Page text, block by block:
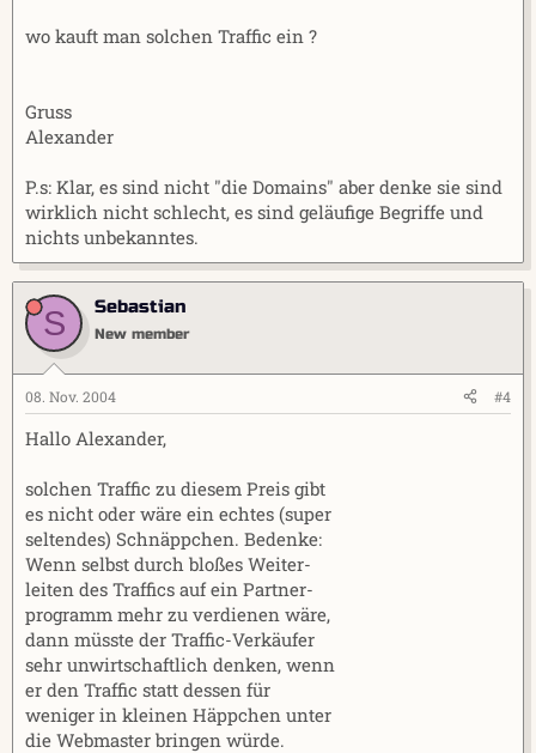
wo kauft man solchen Traffic ein ?
Gruss
Alexander
P.s: Klar, es sind nicht "die Domains" aber denke sie sind
wirklich nicht schlecht, es sind geläufige Begriffe und
nichts unbekanntes.
S Sebastian
New member
08. Nov. 2004 #4
Hallo Alexander,
solchen Traffic zu diesem Preis gibt
es nicht oder wäre ein echtes (super
seltendes) Schnäppchen. Bedenke:
Wenn selbst durch bloßes Weiter-
leiten des Traffics auf ein Partner-
programm mehr zu verdienen wäre,
dann müsste der Traffic-Verkäufer
sehr unwirtschaftlich denken, wenn
er den Traffic statt dessen für
weniger in kleinen Häppchen unter
die Webmaster bringen würde.